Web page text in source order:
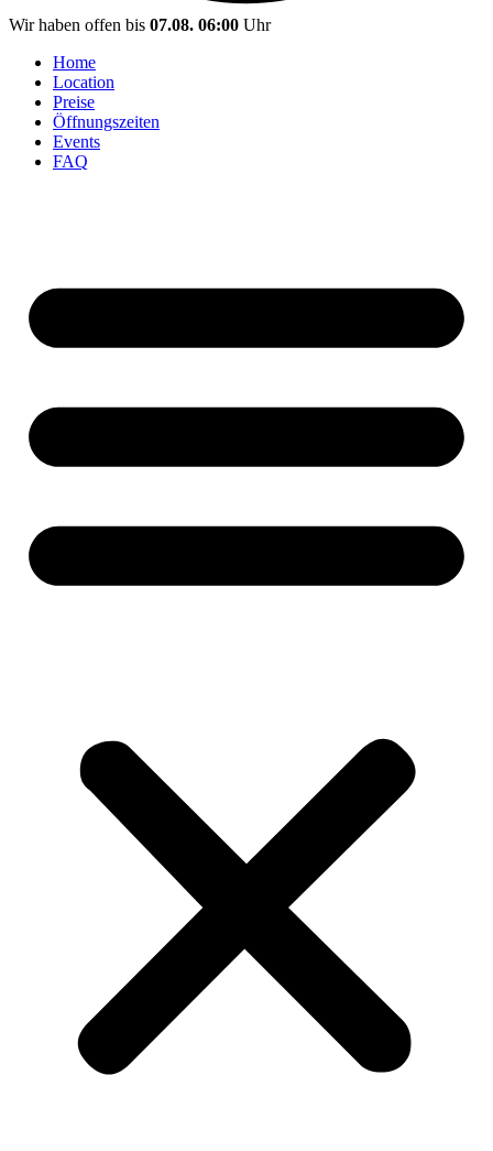
Wir haben offen bis 07.08. 06:00 Uhr
Home
Location
Preise
Öffnungszeiten
Events
FAQ